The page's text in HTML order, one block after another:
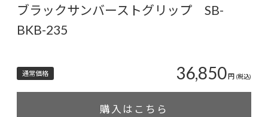
ブラックサンバーストグリップ SB-
BKB-235
通常価格 36,850円 (税込)
購入はこちら